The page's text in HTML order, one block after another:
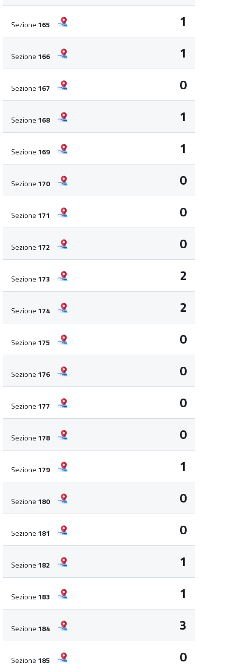
Sezione 165 1
Sezione 166 1
Sezione 167 0
Sezione 168 1
Sezione 169 1
Sezione 170 0
Sezione 171 0
Sezione 172 0
Sezione 173 2
Sezione 174 2
Sezione 175 0
Sezione 176 0
Sezione 177 0
Sezione 178 0
Sezione 179 1
Sezione 180 0
Sezione 181 0
Sezione 182 1
Sezione 183 1
Sezione 184 3
Sezione 185 0